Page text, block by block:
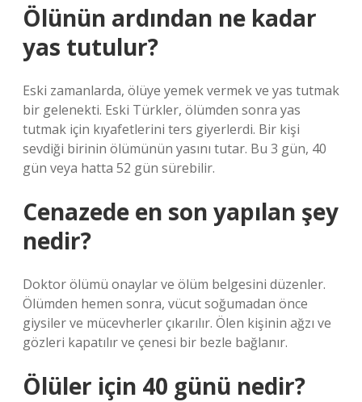
Ölünün ardından ne kadar
yas tutulur?
Eski zamanlarda, ölüye yemek vermek ve yas tutmak
bir gelenekti. Eski Türkler, ölümden sonra yas
tutmak için kıyafetlerini ters giyerlerdi. Bir kişi
sevdiği birinin ölümünün yasını tutar. Bu 3 gün, 40
gün veya hatta 52 gün sürebilir.
Cenazede en son yapılan şey
nedir?
Doktor ölümü onaylar ve ölüm belgesini düzenler.
Ölümden hemen sonra, vücut soğumadan önce
giysiler ve mücevherler çıkarılır. Ölen kişinin ağzı ve
gözleri kapatılır ve çenesi bir bezle bağlanır.
Ölüler için 40 günü nedir?